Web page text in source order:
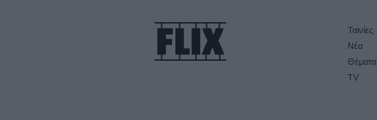
Ταινίες
Νέα
Θέματα
TV